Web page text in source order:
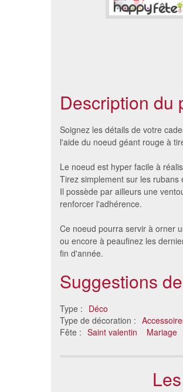
Description du
Soignez les détails de votre
l'aide du noeud géant rouge à
Le noeud est hyper facile à
Tirez simplement sur les
Il possède par ailleurs une
renforcer l'adhérence.
Ce noeud pourra servir à orner
ou encore à peaufinez les
fin d'année.
Suggestions
Type : Déco
Type de décoration :
Fête : Saint valentin Mariage
Ruban bolduc coeurs sur fond
6.84 €